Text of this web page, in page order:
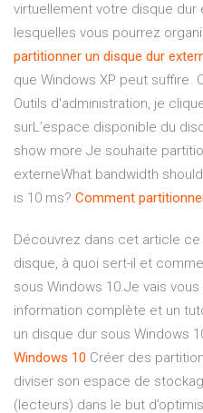
virtuellement votre disque dur
lesquelles vous pourrez
partitionner un disque dur
que Windows XP peut suffire.
Outils d'administration, je
surL'espace disponible du
show more Je souhaite
externeWhat bandwidth
is 10 ms? Comment
Découvrez dans cet article
disque, à quoi sert-il et
sous Windows 10.Je vais
information complète et un
un disque dur sous Windows
Windows 10 Créer des
diviser son espace de
(lecteurs) dans le but